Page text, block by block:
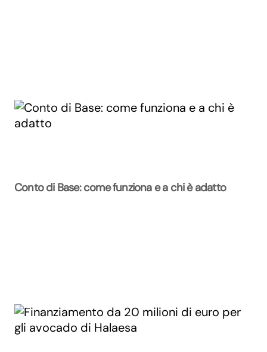
Conto di Base: come funziona e a chi è adatto